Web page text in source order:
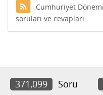
Cumhuriyet
soruları ve cevapları
371,099 Soru